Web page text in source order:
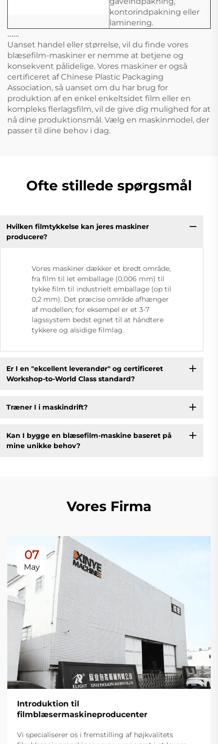
kontorindpakning eller
laminering.
......
Uanset handel eller størrelse, vil du finde vores
blæsefilm-maskiner er nemme at betjene og
konsekvent pålidelige. Vores maskiner er også
certificeret af Chinese Plastic Packaging
Association, så uanset om du har brug for
produktion af en enkel enkeltsidet film eller en
kompleks flerlagsfilm, vil de give dig mulighed for at
nå dine produktionsmål. Vælg en maskinmodel, der
passer til dine behov i dag.
Ofte stillede spørgsmål
Hvilken filmtykkelse kan jeres maskiner
producere?
Vores maskiner dækker et bredt område,
fra film til let emballage (0,006 mm) til
tykke film til industrielt emballage (op til
0,2 mm). Det præcise område afhænger
af modellen; for eksempel er et 3-7
lagssystem bedst egnet til at håndtere
tykkere og alsidige filmlag.
Er I en "ekcellent leverandør" og certificeret
Workshop-to-World Class standard?
Træner I i maskindrift?
Kan I bygge en blæsefilm-maskine baseret på
mine unikke behov?
Vores Firma
07
May
Introduktion til
filmblæsermaskineproducenter
Vi specialiserer os i fremstilling af højkvalitets